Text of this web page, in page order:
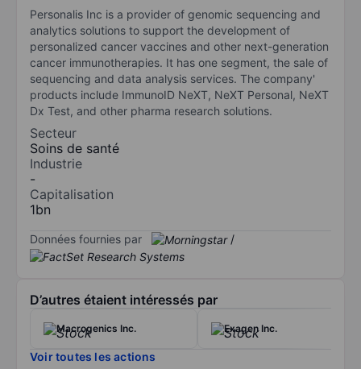
Personalis Inc is a provider of genomic sequencing and
analytics solutions to support the development of
personalized cancer vaccines and other next-generation
cancer immunotherapies. It has one segment, the sale of
sequencing and data analysis services. The company'
products include ImmunoID NeXT, NeXT Personal, NeXT
Dx Test, and other pharma research solutions.
Secteur
Soins de santé
Industrie
-
Capitalisation
1bn
Données fournies par /
D’autres étaient intéressés par
Macrogenics Inc. Exagen Inc.
Voir toutes les actions